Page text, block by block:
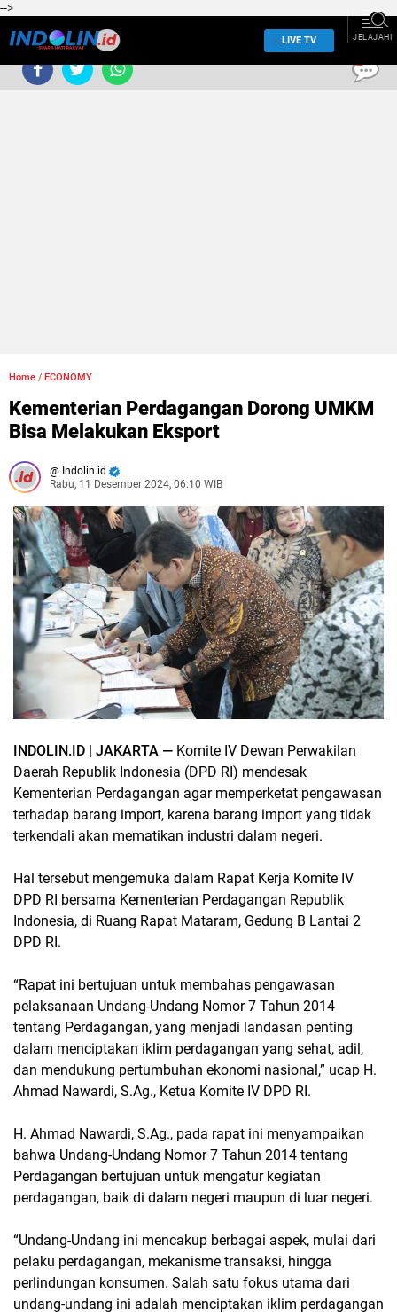
-->
LIVE TV JELAJAHI
Home / ECONOMY
Kementerian Perdagangan Dorong UMKM
Bisa Melakukan Eksport
Indolin.id
Rabu, 11 Desember 2024, 06:10 WIB
INDOLIN.ID | JAKARTA — Komite IV Dewan Perwakilan
Daerah Republik Indonesia (DPD RI) mendesak
Kementerian Perdagangan agar memperketat pengawasan
terhadap barang import, karena barang import yang tidak
terkendali akan mematikan industri dalam negeri.
Hal tersebut mengemuka dalam Rapat Kerja Komite IV
DPD RI bersama Kementerian Perdagangan Republik
Indonesia, di Ruang Rapat Mataram, Gedung B Lantai 2
DPD RI.
“Rapat ini bertujuan untuk membahas pengawasan
pelaksanaan Undang-Undang Nomor 7 Tahun 2014
tentang Perdagangan, yang menjadi landasan penting
dalam menciptakan iklim perdagangan yang sehat, adil,
dan mendukung pertumbuhan ekonomi nasional,” ucap H.
Ahmad Nawardi, S.Ag., Ketua Komite IV DPD RI.
H. Ahmad Nawardi, S.Ag., pada rapat ini menyampaikan
bahwa Undang-Undang Nomor 7 Tahun 2014 tentang
Perdagangan bertujuan untuk mengatur kegiatan
perdagangan, baik di dalam negeri maupun di luar negeri.
“Undang-Undang ini mencakup berbagai aspek, mulai dari
pelaku perdagangan, mekanisme transaksi, hingga
perlindungan konsumen. Salah satu fokus utama dari
undang-undang ini adalah menciptakan iklim perdagangan